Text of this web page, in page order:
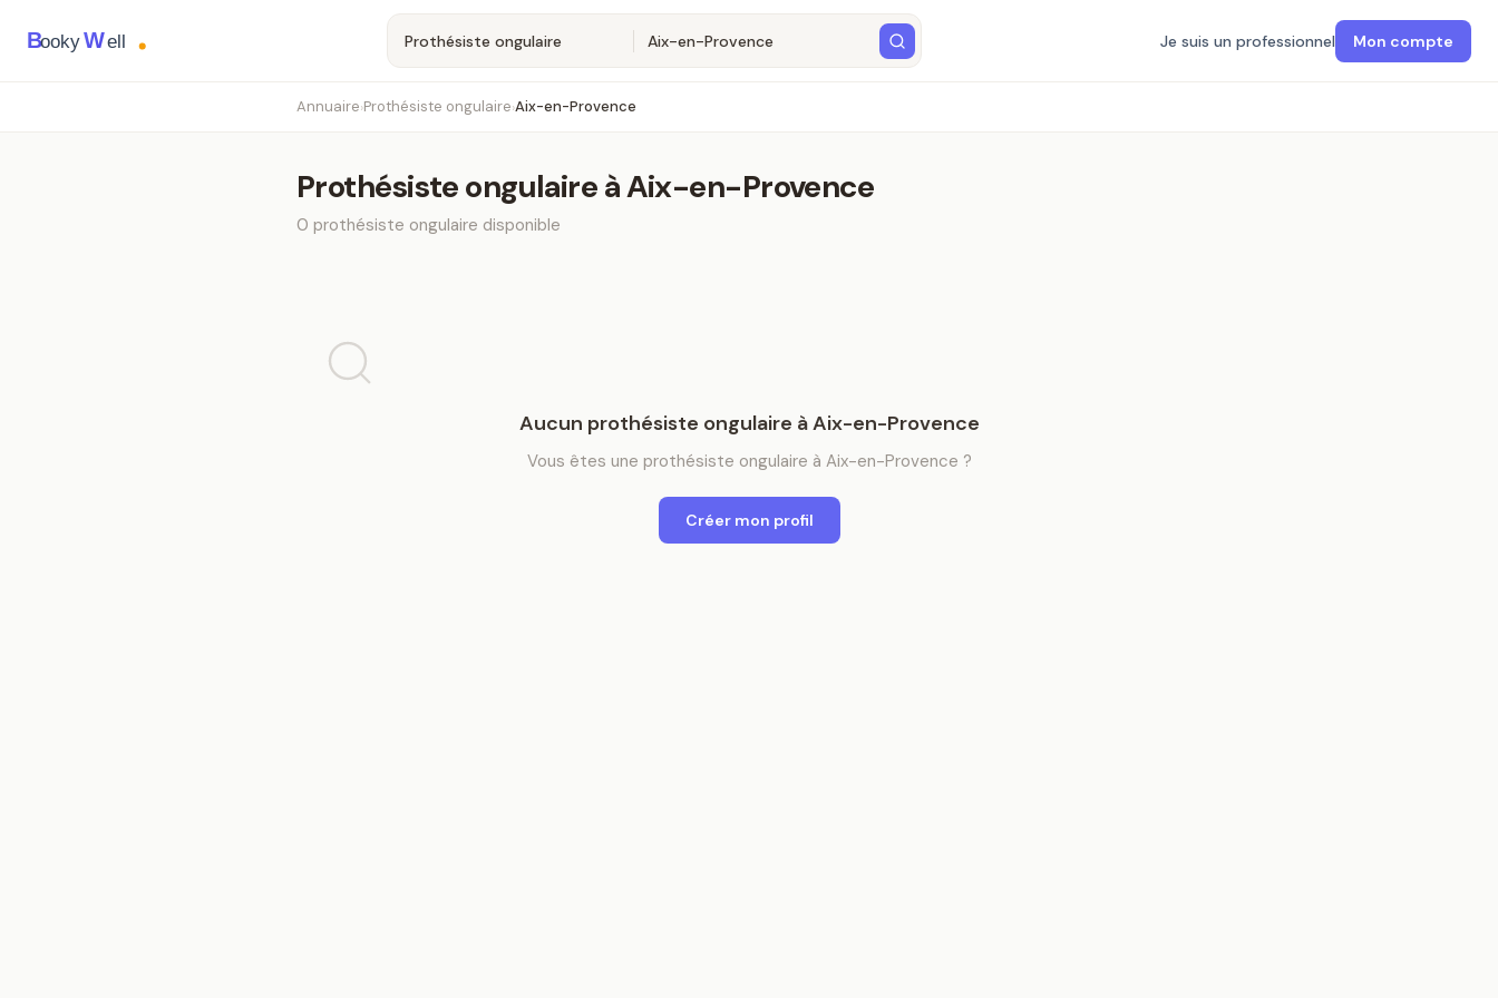
BookyWell Je suis un professionnel Mon compte
Annuaire›Prothésiste ongulaire›Aix-en-Provence
Prothésiste ongulaireàAix-en-Provence
0 prothésiste ongulaire disponible
Aucun prothésiste ongulaire àAix-en-Provence
Vous êtes une prothésiste ongulaire à Aix-en-Provence ?
Créer mon profil